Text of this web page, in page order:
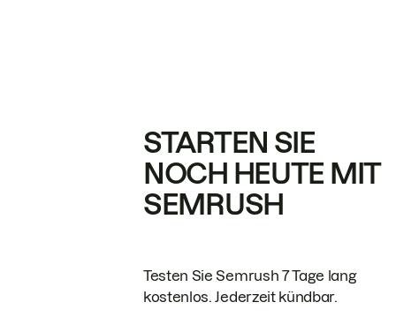
STARTEN SIE
NOCH HEUTE MIT
SEMRUSH
Testen Sie Semrush 7 Tage lang
kostenlos. Jederzeit kündbar.